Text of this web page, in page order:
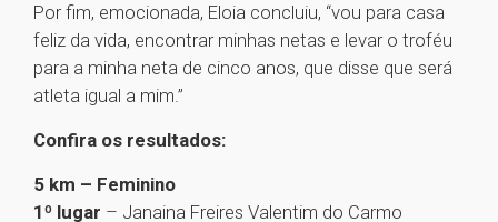
Por fim, emocionada, Eloia concluiu, “vou para casa
feliz da vida, encontrar minhas netas e levar o troféu
para a minha neta de cinco anos, que disse que será
atleta igual a mim.”
Confira os resultados:
5 km – Feminino
1º lugar – Janaina Freires Valentim do Carmo